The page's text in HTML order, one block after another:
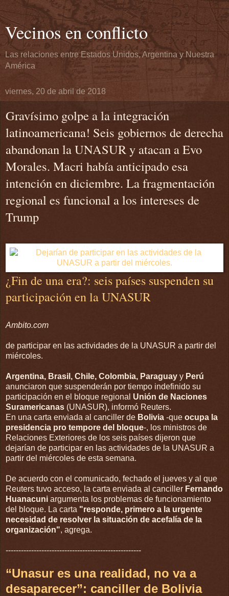
Vecinos en conflicto
Las relaciones entre Estados Unidos, Argentina y Nuestra
América
viernes, 20 de abril de 2018
Gravísimo golpe a la integración
latinoamericana! Seis gobiernos de derecha
abandonan la UNASUR y atacan a Evo
Morales. Macri había anticipado esa
intención en diciembre. La fragmentación
regional es funcional a los intereses de
Trump
¿Fin de una era?: seis países suspenden su
participación en la UNASUR
Ambito.com
de participar en las actividades de la UNASUR a partir del
miércoles.
Argentina, Brasil, Chile, Colombia, Paraguay y Perú
anunciaron que suspenderán por tiempo indefinido su
participación en el bloque regional Unión de Naciones
Suramericanas (UNASUR), informó Reuters.
En una carta enviada al canciller de Bolivia -que ocupa la
presidencia pro tempore del bloque-, los ministros de
Relaciones Exteriores de los seis países dijeron que
dejarían de participar en las actividades de la UNASUR a
partir del miércoles de esta semana.
De acuerdo con el comunicado, fechado el jueves y al que
Reuters tuvo acceso, la carta enviada al canciller Fernando
Huanacuni argumenta los problemas de funcionamiento
del bloque. La carta "responde, primero a la urgente
necesidad de resolver la situación de acefalía de la
organización", agrega.
-----------------------------------------------------
“Unasur es una realidad, no va a
desaparecer”: canciller de Bolivia